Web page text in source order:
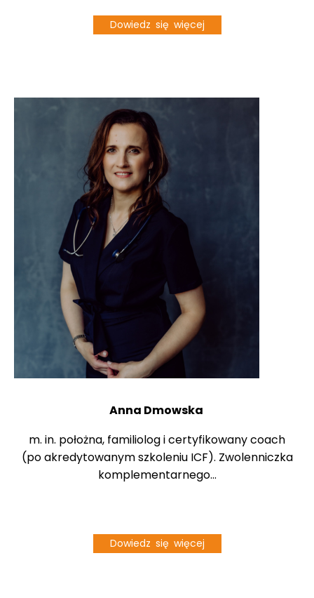
Dowiedz się więcej
Anna Dmowska
m. in. położna, familiolog i certyfikowany coach
(po akredytowanym szkoleniu ICF). Zwolenniczka
komplementarnego...
Dowiedz się więcej